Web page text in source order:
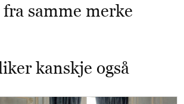
samme merke
kanskje også